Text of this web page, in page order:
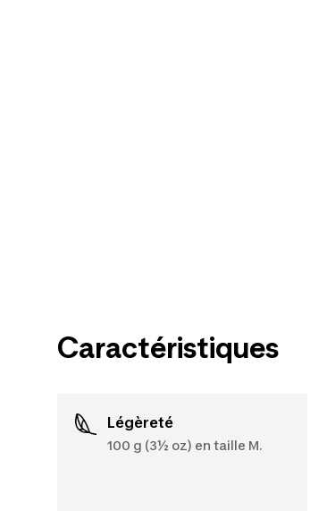
Caractéristiques
Légèreté
100 g (3½ oz) en taille M.